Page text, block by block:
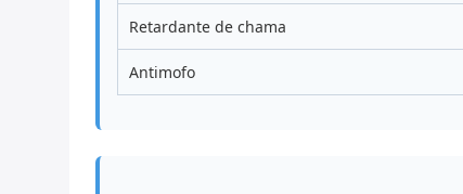
Retardante de chama
Antimofo